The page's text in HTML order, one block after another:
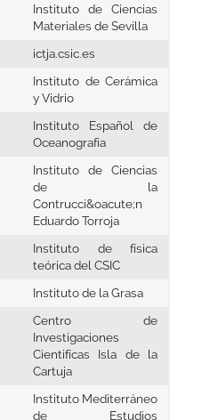
Instituto de Ciencias
Materiales de Sevilla
ictja.csic.es
Instituto de Cerámica
y Vidrio
Instituto Español de
Oceanografía
Instituto de Ciencias
de la
Contrucci&oacute;n
Eduardo Torroja
Instituto de física
teórica del CSIC
Instituto de la Grasa
Centro de
Investigaciones
Cientifícas Isla de la
Cartuja
Instituto Mediterráneo
de Estudios